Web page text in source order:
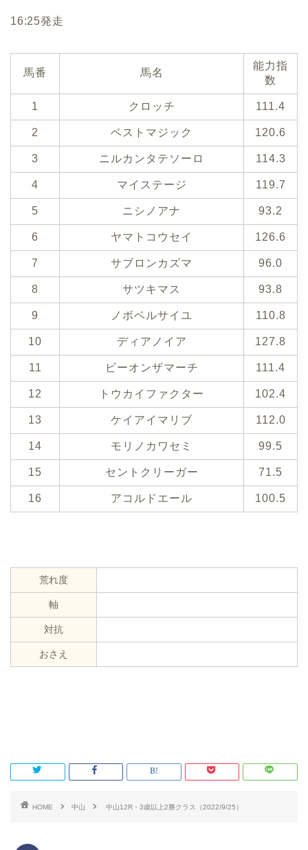
16:25発走
馬番 馬名
能力指
数
1 クロッチ 111.4
2 ベストマジック 120.6
3 ニルカンタテソーロ 114.3
4 マイステージ 119.7
5 ニシノアナ 93.2
6 ヤマトコウセイ 126.6
7 サブロンカズマ 96.0
8 サツキマス 93.8
9 ノボベルサイユ 110.8
10 ディアノイア 127.8
11 ビーオンザマーチ 111.4
12 トウカイファクター 102.4
13 ケイアイマリブ 112.0
14 モリノカワセミ 99.5
15 セントクリーガー 71.5
16 アコルドエール 100.5
荒れ度
軸
対抗
おさえ
HOME 中山 中山12R・3歳以上2勝クラス（2022/9/25）